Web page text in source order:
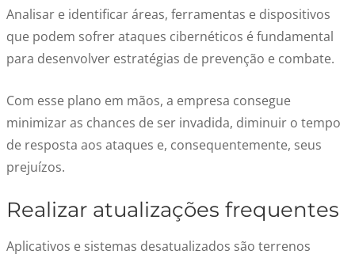
Analisar e identificar áreas, ferramentas e dispositivos
que podem sofrer ataques cibernéticos é fundamental
para desenvolver estratégias de prevenção e combate.
Com esse plano em mãos, a empresa consegue
minimizar as chances de ser invadida, diminuir o tempo
de resposta aos ataques e, consequentemente, seus
prejuízos.
Realizar atualizações frequentes
Aplicativos e sistemas desatualizados são terrenos